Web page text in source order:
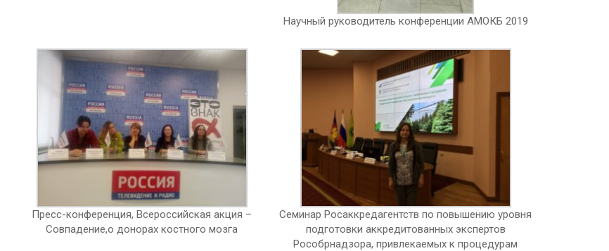
Научный руководитель конференции АМОКБ 2019
Пресс-конференция, Всероссийская акция –
Совпадение,о донорах костного мозга
Семинар Росаккредагентств по повышению уровня
подготовки аккредитованных экспертов
Рособрнадзора, привлекаемых к процедурам